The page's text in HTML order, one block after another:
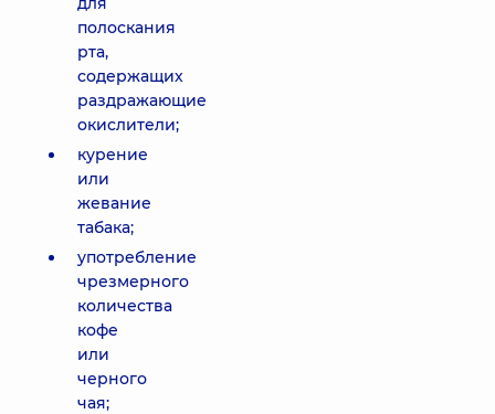
полоскания
рта,
содержащих
раздражающие
окислители;
курение
или
жевание
табака;
употребление
чрезмерного
количества
кофе
или
черного
чая;